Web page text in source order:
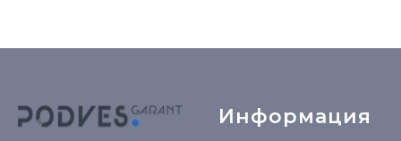
Информация